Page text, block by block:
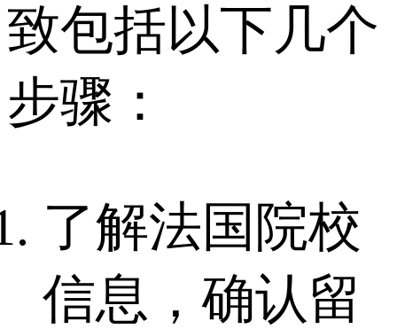
致包括以下几个
步骤：
了解法国院校
信息，确认留